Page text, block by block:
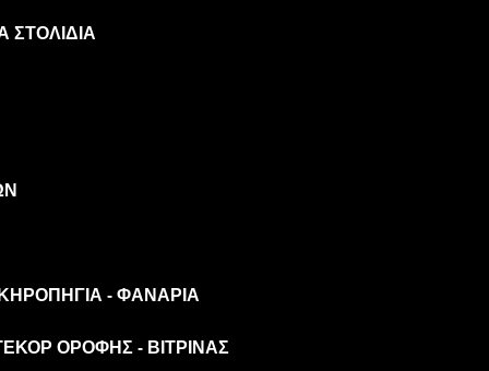
ΣΤΟΛΊΔΙΑ
- ΦΑΝΆΡΙΑ
ΟΡΟΦΉΣ - ΒΙΤΡΊΝΑΣ